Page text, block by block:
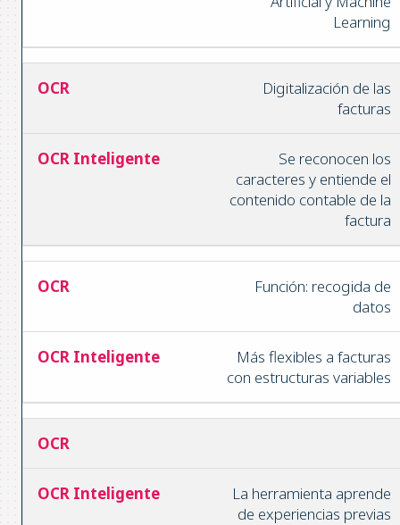
Learning
Digitalización de las
facturas
Se reconocen los
caracteres y entiende el
contenido contable de la
factura
Función: recogida de
datos
Más flexibles a facturas
con estructuras variables
La herramienta aprende
de experiencias previas